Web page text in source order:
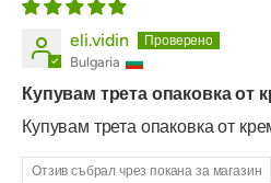
eli.vidin
Bulgaria
Купувам трета опаковка от
Купувам трета опаковка от
Отзив събрал чрез покана за магазин